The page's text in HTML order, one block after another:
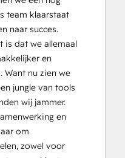
team klaarstaat
naar succes.
is dat we allemaal
en
Want nu zien we
jungle van tools
wij jammer.
en
om
zowel voor